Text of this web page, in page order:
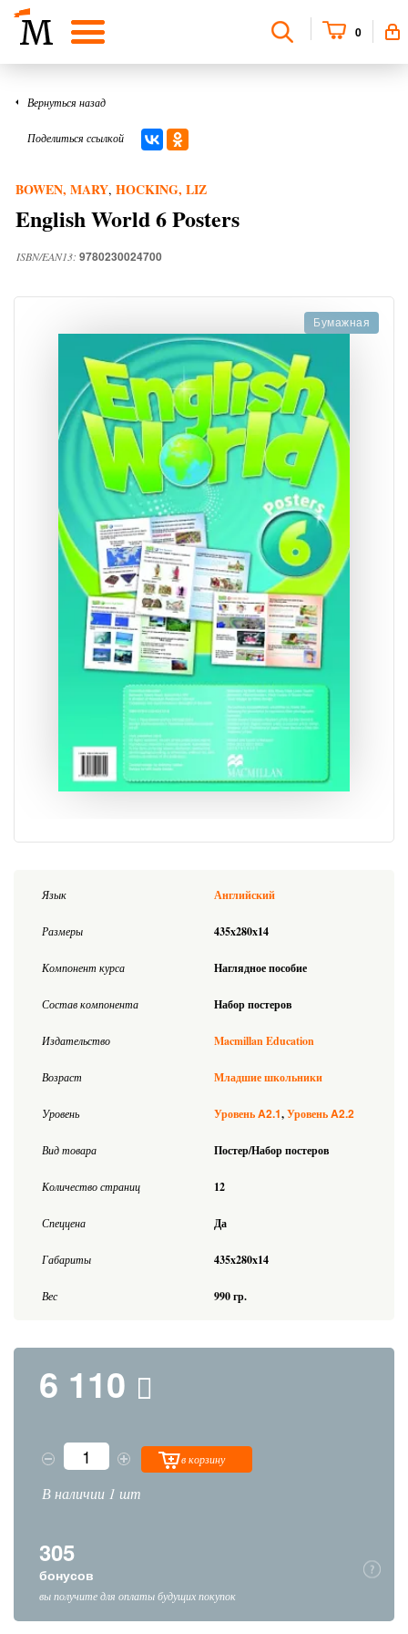
0
Вернуться назад
Поделиться ссылкой
BOWEN, MARY, HOCKING, LIZ
English World 6 Posters
ISBN/EAN13: 9780230024700
Бумажная
Язык Английский
Размеры 435x280x14
Компонент курса Наглядное пособие
Состав компонента Набор постеров
Издательство Macmillan Education
Возраст Младшие школьники
Уровень УровеньA2.1 УровеньA2.2
Вид товара Постер/Набор постеров
Количество страниц 12
Спеццена Да
Габариты 435x280x14
Вес 990 гр.
6 110
в корзину
В наличии 1 шт
305
бонусов
вы получите для оплаты будущих покупок